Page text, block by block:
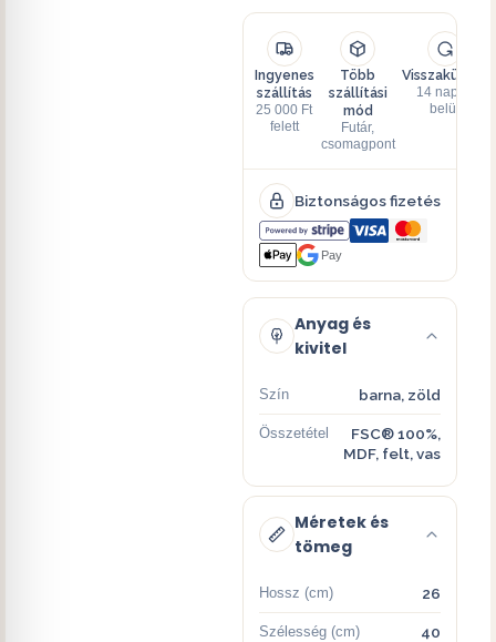
Ingyenes
szállítás
25 000 Ft
felett
Több
szállítási
mód
Futár,
csomagpont
Visszaküldés
14 napon
belül
Biztonságos fizetés
Pay
Anyag és
kivitel
Szín barna, zöld
Összetétel
FSC® 100%,
MDF, felt, vas
Méretek és
tömeg
Hossz (cm) 26
Szélesség (cm) 40